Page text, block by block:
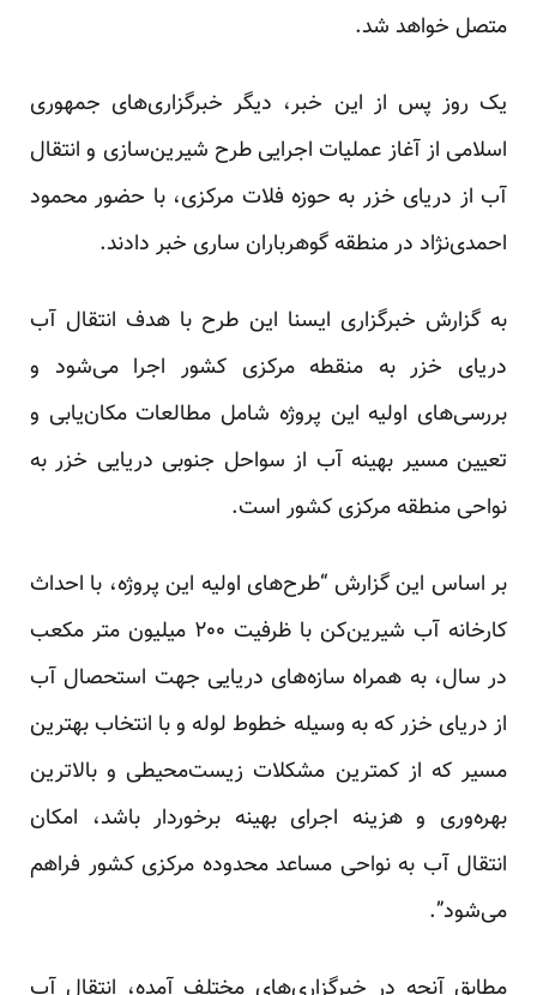
متصل خواهد شد.
یک روز پس از این خبر، دیگر خبرگزاری‌های جمهوری
اسلامی از آغاز عملیات اجرایی طرح شیرین‌سازی و انتقال
آب از دریای خزر به حوزه فلات مرکزی، با حضور محمود
احمدی‌نژاد در منطقه گوهرباران ساری خبر دادند.
به گزارش خبرگزاری ایسنا‌ این طرح با هدف انتقال آب
دریای خزر به منقطه مرکزی کشور اجرا می‌شود و
بررسی‌های اولیه این پروژه شامل مطالعات مکان‌یابی و
تعیین مسیر بهینه آب از سواحل جنوبی دریایی خزر به
نواحی منطقه مرکزی کشور است.
بر اساس این گزارش “طرح‌های اولیه این پروژه، با احداث
کارخانه آب شیرین‌کن با ظرفیت ۲۰۰ میلیون متر مکعب
در سال، به همراه سازه‌های دریایی جهت استحصال آب
از دریای خزر که به وسیله خطوط لوله و با انتخاب بهترین
مسیر که از کمترین مشکلات زیست‌محیطی و بالا‌ترین
بهره‌وری و هزینه اجرای بهینه برخوردار باشد، امکان
انتقال آب به نواحی مساعد محدوده مرکزی کشور فراهم
می‌‌شود”.